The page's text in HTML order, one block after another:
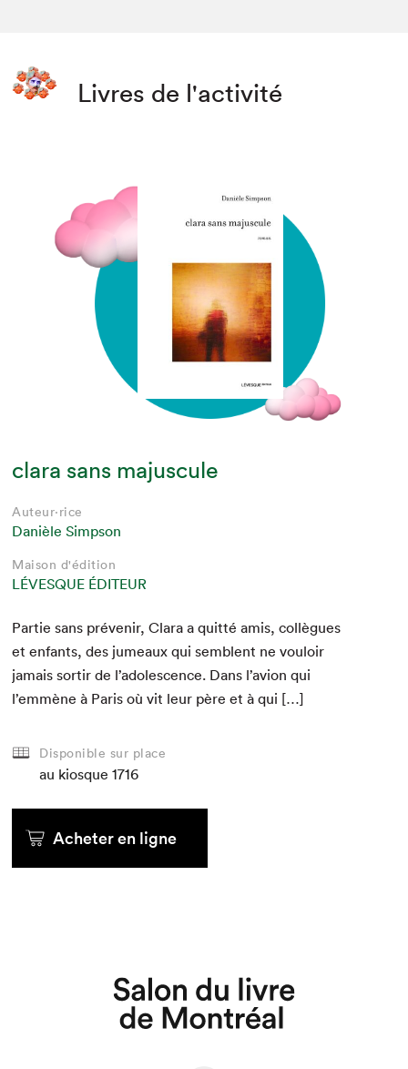
Que cherchez-vous?
Livres de l'activité
clara sans majuscule
Auteur·rice
Danièle Simpson
Maison d'édition
LÉVESQUE ÉDITEUR
Par­tie sans prévenir, Clara a quit­té amis, col­lègues
et enfants, des jumeaux qui sem­blent ne vouloir
jamais sor­tir de l’adolescence. Dans l’avion qui
l’emmène à Paris où vit leur père et à qui […]
Disponible sur place
au kiosque 1716
Acheter en ligne